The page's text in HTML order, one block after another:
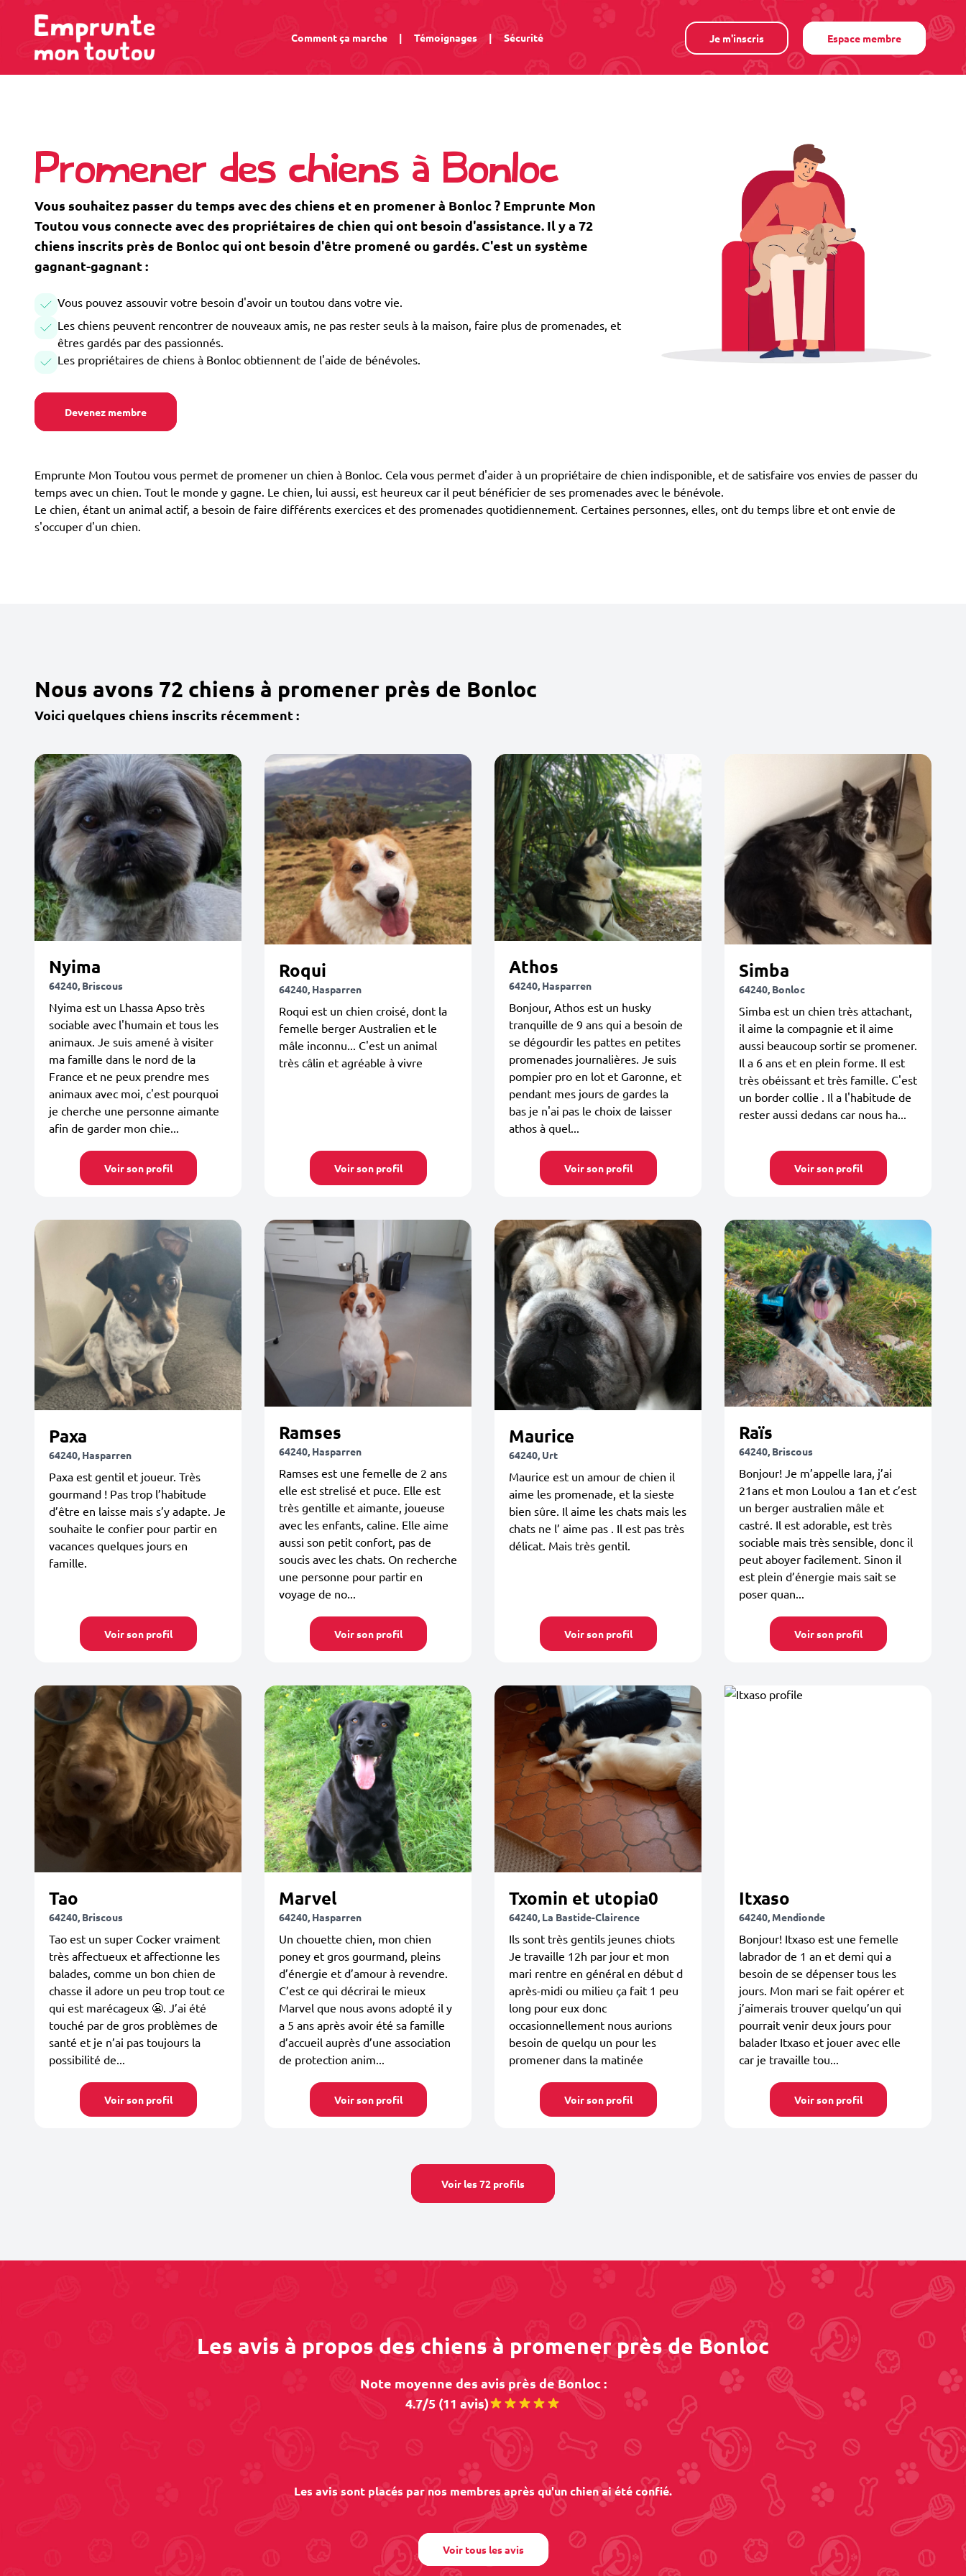
Comment ça marche | Témoignages | Sécurité Je m'inscris Espace membre
Promener des chiens à Bonloc
Vous souhaitez passer du temps avec des chiens et en promener à Bonloc ? Emprunte Mon
Toutou vous connecte avec des propriétaires de chien qui ont besoin d'assistance. Il y a 72
chiens inscrits près de Bonloc qui ont besoin d'être promené ou gardés. C'est un système
gagnant-gagnant :
Vous pouvez assouvir votre besoin d'avoir un toutou dans votre vie.
Les chiens peuvent rencontrer de nouveaux amis, ne pas rester seuls à la maison, faire plus de promenades, et
êtres gardés par des passionnés.
Les propriétaires de chiens à Bonloc obtiennent de l'aide de bénévoles.
Devenez membre
Emprunte Mon Toutou vous permet de promener un chien à Bonloc. Cela vous permet d'aider à un propriétaire de chien indisponible, et de satisfaire vos envies de passer du
temps avec un chien. Tout le monde y gagne. Le chien, lui aussi, est heureux car il peut bénéficier de ses promenades avec le bénévole.
Le chien, étant un animal actif, a besoin de faire différents exercices et des promenades quotidiennement. Certaines personnes, elles, ont du temps libre et ont envie de
s'occuper d'un chien.
Nous avons 72 chiens à promener près de Bonloc
Voici quelques chiens inscrits récemment :
Nyima
64240, Briscous
Nyima est un Lhassa Apso très
sociable avec l'humain et tous les
animaux. Je suis amené à visiter
ma famille dans le nord de la
France et ne peux prendre mes
animaux avec moi, c'est pourquoi
je cherche une personne aimante
afin de garder mon chie...
Voir son profil
Roqui
64240, Hasparren
Roqui est un chien croisé, dont la
femelle berger Australien et le
mâle inconnu... C'est un animal
très câlin et agréable à vivre
Voir son profil
Athos
64240, Hasparren
Bonjour, Athos est un husky
tranquille de 9 ans qui a besoin de
se dégourdir les pattes en petites
promenades journalières. Je suis
pompier pro en lot et Garonne, et
pendant mes jours de gardes la
bas je n'ai pas le choix de laisser
athos à quel...
Voir son profil
Simba
64240, Bonloc
Simba est un chien très attachant,
il aime la compagnie et il aime
aussi beaucoup sortir se promener.
Il a 6 ans et en plein forme. Il est
très obéissant et très famille. C'est
un border collie . Il a l'habitude de
rester aussi dedans car nous ha...
Voir son profil
Paxa
64240, Hasparren
Paxa est gentil et joueur. Très
gourmand ! Pas trop l’habitude
d’être en laisse mais s’y adapte. Je
souhaite le confier pour partir en
vacances quelques jours en
famille.
Voir son profil
Ramses
64240, Hasparren
Ramses est une femelle de 2 ans
elle est strelisé et puce. Elle est
très gentille et aimante, joueuse
avec les enfants, caline. Elle aime
aussi son petit confort, pas de
soucis avec les chats. On recherche
une personne pour partir en
voyage de no...
Voir son profil
Maurice
64240, Urt
Maurice est un amour de chien il
aime les promenade, et la sieste
bien sûre. Il aime les chats mais les
chats ne l’ aime pas . Il est pas très
délicat. Mais très gentil.
Voir son profil
Raïs
64240, Briscous
Bonjour! Je m’appelle Iara, j’ai
21ans et mon Loulou a 1an et c’est
un berger australien mâle et
castré. Il est adorable, est très
sociable mais très sensible, donc il
peut aboyer facilement. Sinon il
est plein d’énergie mais sait se
poser quan...
Voir son profil
Tao
64240, Briscous
Tao est un super Cocker vraiment
très affectueux et affectionne les
balades, comme un bon chien de
chasse il adore un peu trop tout ce
qui est marécageux 😬. J’ai été
touché par de gros problèmes de
santé et je n’ai pas toujours la
possibilité de...
Voir son profil
Marvel
64240, Hasparren
Un chouette chien, mon chien
poney et gros gourmand, pleins
d’énergie et d’amour à revendre.
C’est ce qui décrirai le mieux
Marvel que nous avons adopté il y
a 5 ans après avoir été sa famille
d’accueil auprès d’une association
de protection anim...
Voir son profil
Txomin et utopia0
64240, La Bastide-Clairence
Ils sont très gentils jeunes chiots
Je travaille 12h par jour et mon
mari rentre en général en début d
après-midi ou milieu ça fait 1 peu
long pour eux donc
occasionnellement nous aurions
besoin de quelqu un pour les
promener dans la matinée
Voir son profil
Itxaso
64240, Mendionde
Bonjour! Itxaso est une femelle
labrador de 1 an et demi qui a
besoin de se dépenser tous les
jours. Mon mari se fait opérer et
j’aimerais trouver quelqu’un qui
pourrait venir deux jours pour
balader Itxaso et jouer avec elle
car je travaille tou...
Voir son profil
Voir les 72 profils
Les avis à propos des chiens à promener près de Bonloc
Note moyenne des avis près de Bonloc :
4.7/5 (11 avis)
Les avis sont placés par nos membres après qu'un chien ai été confié.
Voir tous les avis